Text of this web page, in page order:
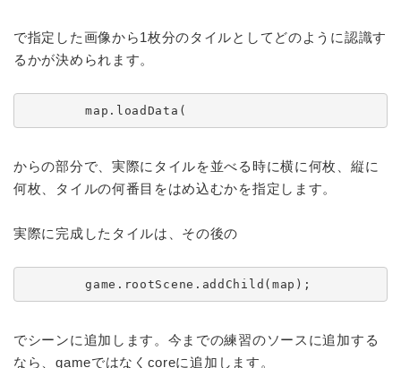
で指定した画像から1枚分のタイルとしてどのように認識す
るかが決められます。
        map.loadData(
からの部分で、実際にタイルを並べる時に横に何枚、縦に
何枚、タイルの何番目をはめ込むかを指定します。
実際に完成したタイルは、その後の
        game.rootScene.addChild(map);
でシーンに追加します。今までの練習のソースに追加する
なら、gameではなくcoreに追加します。